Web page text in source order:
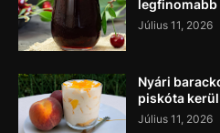
Július 11, 2026
Nyári
piskóta
Július 11, 2026